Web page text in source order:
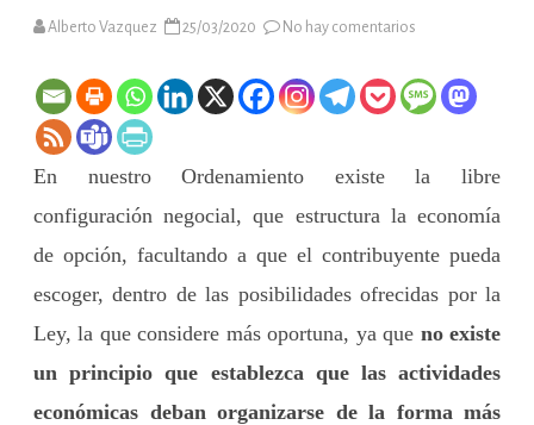
Alberto Vazquez 25/03/2020 No hay comentarios
ajuste
secundario
En nuestro Ordenamiento existe la libre
configuración negocial, que estructura la economía
de opción, facultando a que el contribuyente pueda
escoger, dentro de las posibilidades ofrecidas por la
Ley, la que considere más oportuna, ya que no existe
un principio que establezca que las actividades
económicas deban organizarse de la forma más